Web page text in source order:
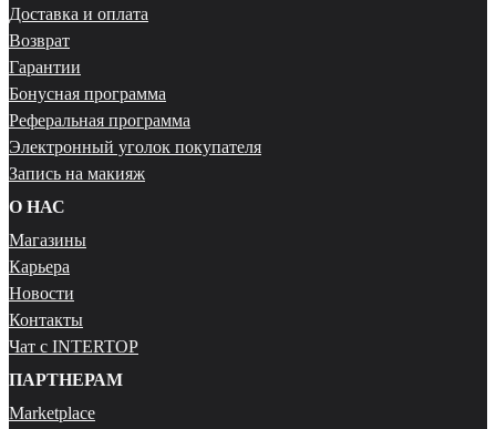
Доставка и оплата
Возврат
Гарантии
Бонусная программа
Реферальная программа
Электронный уголок покупателя
Запись на макияж
О НАС
Магазины
Карьера
Новости
Контакты
Чат с INTERTOP
ПАРТНЕРАМ
Marketplace